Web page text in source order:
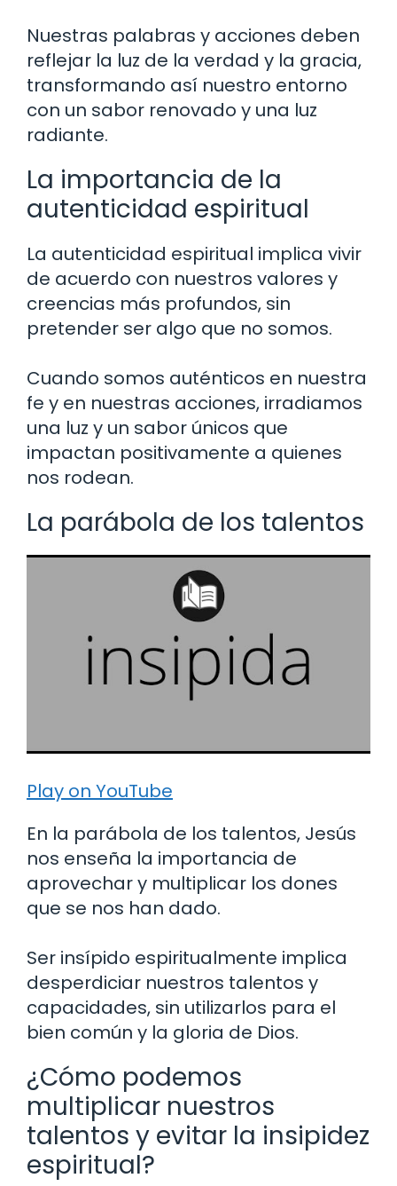
Nuestras palabras y acciones deben
reflejar la luz de la verdad y la gracia,
transformando así nuestro entorno
con un sabor renovado y una luz
radiante.
La importancia de la
autenticidad espiritual
La autenticidad espiritual implica vivir
de acuerdo con nuestros valores y
creencias más profundos, sin
pretender ser algo que no somos.
Cuando somos auténticos en nuestra
fe y en nuestras acciones, irradiamos
una luz y un sabor únicos que
impactan positivamente a quienes
nos rodean.
La parábola de los talentos
Play on YouTube
En la parábola de los talentos, Jesús
nos enseña la importancia de
aprovechar y multiplicar los dones
que se nos han dado.
Ser insípido espiritualmente implica
desperdiciar nuestros talentos y
capacidades, sin utilizarlos para el
bien común y la gloria de Dios.
¿Cómo podemos
multiplicar nuestros
talentos y evitar la insipidez
espiritual?